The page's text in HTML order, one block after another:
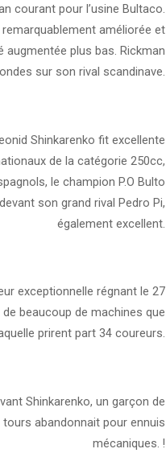
courant pour l’usine Bultaco.
remarquablement améliorée et
augmentée plus bas. Rickman
sur son rival scandinave.
Shinkarenko fit excellente
de la catégorie 250cc,
le champion P.O Bulto
son grand rival Pedro Pi,
également excellent.
exceptionnelle régnant le 27
beaucoup de machines que
prirent part 34 coureurs.
Shinkarenko, un garçon de
abandonnait pour ennuis
mécaniques. !